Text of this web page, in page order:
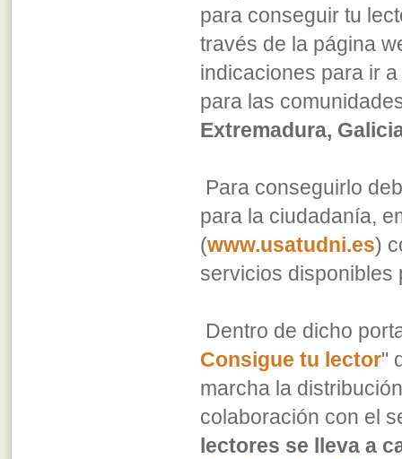
para conseguir tu
través de la página
indicaciones para ir
para las
Extremadura,
Para conseguirlo
para la ciudadanía,
(www.usatudni.es)
servicios disponibles
Dentro de dicho
Consigue tu lector"
marcha la
colaboración con el
lectores se lleva a